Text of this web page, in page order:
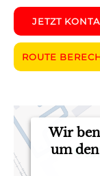
JETZT
ROUTE
Wir
um